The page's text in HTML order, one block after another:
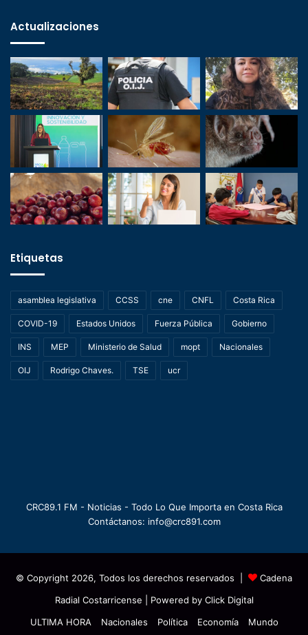
Actualizaciones
Etiquetas
asamblea legislativa CCSS cne CNFL Costa Rica
COVID-19 Estados Unidos Fuerza Pública Gobierno
INS MEP Ministerio de Salud mopt Nacionales
OIJ Rodrigo Chaves. TSE ucr
CRC89.1 FM - Noticias - Todo Lo Que Importa en Costa Rica
Contáctanos: info@crc891.com
© Copyright 2026, Todos los derechos reservados |
Cadena
Radial Costarricense | Powered by Click Digital
ULTIMA HORA
Nacionales Política Economía Mundo